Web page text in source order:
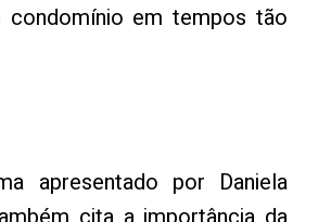
em tempos tão
apresentado por Daniela